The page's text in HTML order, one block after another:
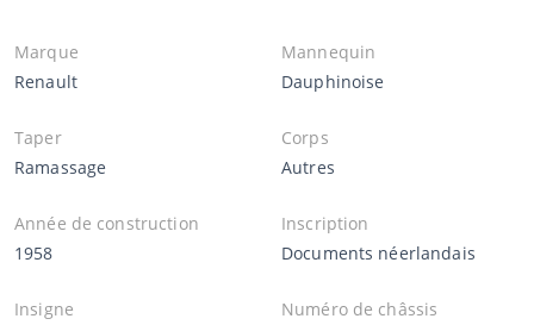
Marque
Renault
Mannequin
Dauphinoise
Taper
Ramassage
Corps
Autres
Année de construction
1958
Inscription
Documents néerlandais
Insigne
Numéro de châssis